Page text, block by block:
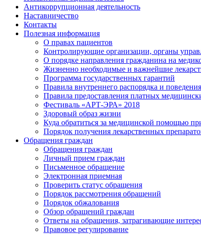
Антикоррупционная деятельность
Наставничество
Контакты
Полезная информация
О правах пациентов
Контролирующие организации, органы
О порядке направления гражданина на
Жизненно необходимые и важнейшие
Программа государственных гарантий
Правила внутреннего распорядка и
Правила предоставления платных
Фестиваль «АРТ-ЭРА» 2018
Здоровый образ жизни
Куда обратиться за медицинской помощью
Порядок получения лекарственных
Обращения граждан
Обращения граждан
Личный прием граждан
Письменное обращение
Электронная приемная
Проверить статус обращения
Порядок рассмотрения обращений
Порядок обжалования
Обзор обращений граждан
Ответы на обращения, затрагивающие
Правовое регулирование